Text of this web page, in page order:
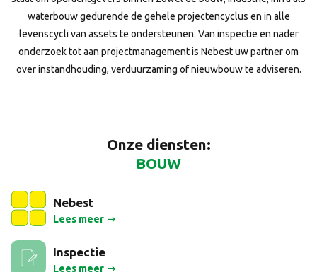
waterbouw gedurende de gehele projectencyclus en in alle
levenscycli van assets te ondersteunen. Van inspectie en nader
onderzoek tot aan projectmanagement is Nebest uw partner om
over instandhouding, verduurzaming of nieuwbouw te adviseren.
Onze diensten:
BOUW
WATERBOUW
Nebest
Lees meer
Inspectie
Lees meer